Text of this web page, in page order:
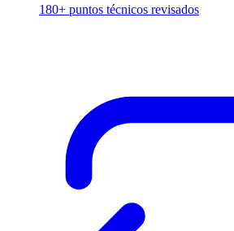
180+ puntos técnicos revisados